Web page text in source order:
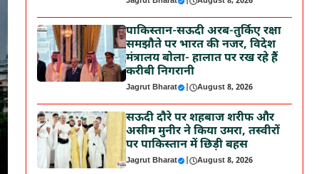
पाकिस्तान-सऊदी अरब-तुर्किए रक्षा
समझौते पर भारत की नजर, विदेश
मंत्रालय बोला- हालात पर रख रहे हैं
करीबी निगरानी
Jagrut Bharat | August 8, 2026
सऊदी दौरे पर शहबाज शरीफ और
असीम मुनीर ने किया उमरा, तस्वीरों
पर पाकिस्तान में छिड़ी बहस
Jagrut Bharat | August 8, 2026